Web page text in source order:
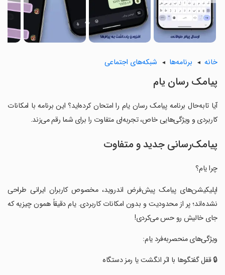
خانه برنامه‌ها شبکه‌های اجتماعی
‏‏‏‏‏‏‏پیامک رسان یام
آیا تابه‌حال برنامه ‏‏‏‏‏‏‏پیامک رسان یام را امتحان کرده‌اید؟ این برنامه با امکانات
کاربردی و ویژگی‌هایی خاص، تجربه‌ای متفاوت را برای شما رقم می‌زند.
پیامک‌رسانی جدید و متفاوت
‏‏چرا یام؟
‏‏اپلیکیشن‌های پیامک پیش‌فرض اندروید، مخصوص کاربران ایرانی طراحی
نشده‌اند؛ پر از محدودیت و بدون امکانات کاربردی. یام دقیقاً همون چیزیه که
جای خالیش رو حس می‌کردی!
‏‏ویژگی‌های منحصربه‌فرد یام:
‏‏🔒 قفل گفتگوها با اثر انگشت یا رمز دستگاه